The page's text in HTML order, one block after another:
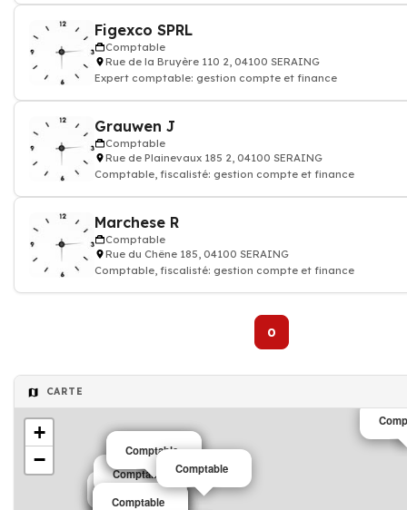
Figexco SPRL
Comptable
Rue de la Bruyère 110 2, 04100 SERAING
Expert comptable: gestion compte et finance
Grauwen J
Comptable
Rue de Plainevaux 185 2, 04100 SERAING
Comptable, fiscalisté: gestion compte et finance
Marchese R
Comptable
Rue du Chêne 185, 04100 SERAING
Comptable, fiscalisté: gestion compte et finance
0
CARTE
Comptable
Comptable
Comptable
Comptable
Comptable
Comptable
Comptable
Comptable
+
−